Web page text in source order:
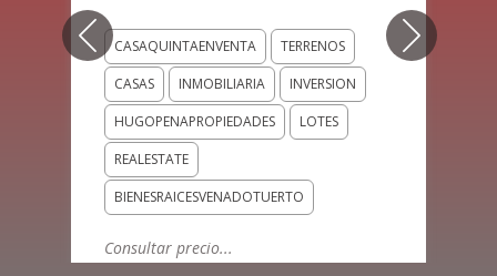
CASAQUINTAENVENTA
TERRENOS
CASAS
INMOBILIARIA
INVERSION
HUGOPENAPROPIEDADES
LOTES
REALESTATE
BIENESRAICESVENADOTUERTO
Consultar precio...
Previous Next